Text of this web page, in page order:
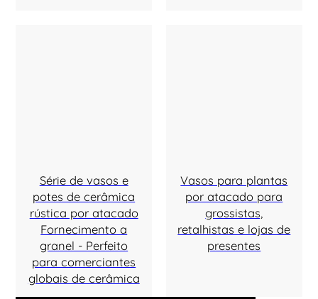
Série de vasos e
potes de cerâmica
rústica por atacado
Fornecimento a
granel - Perfeito
para comerciantes
globais de cerâmica
Vasos para plantas
por atacado para
grossistas,
retalhistas e lojas de
presentes